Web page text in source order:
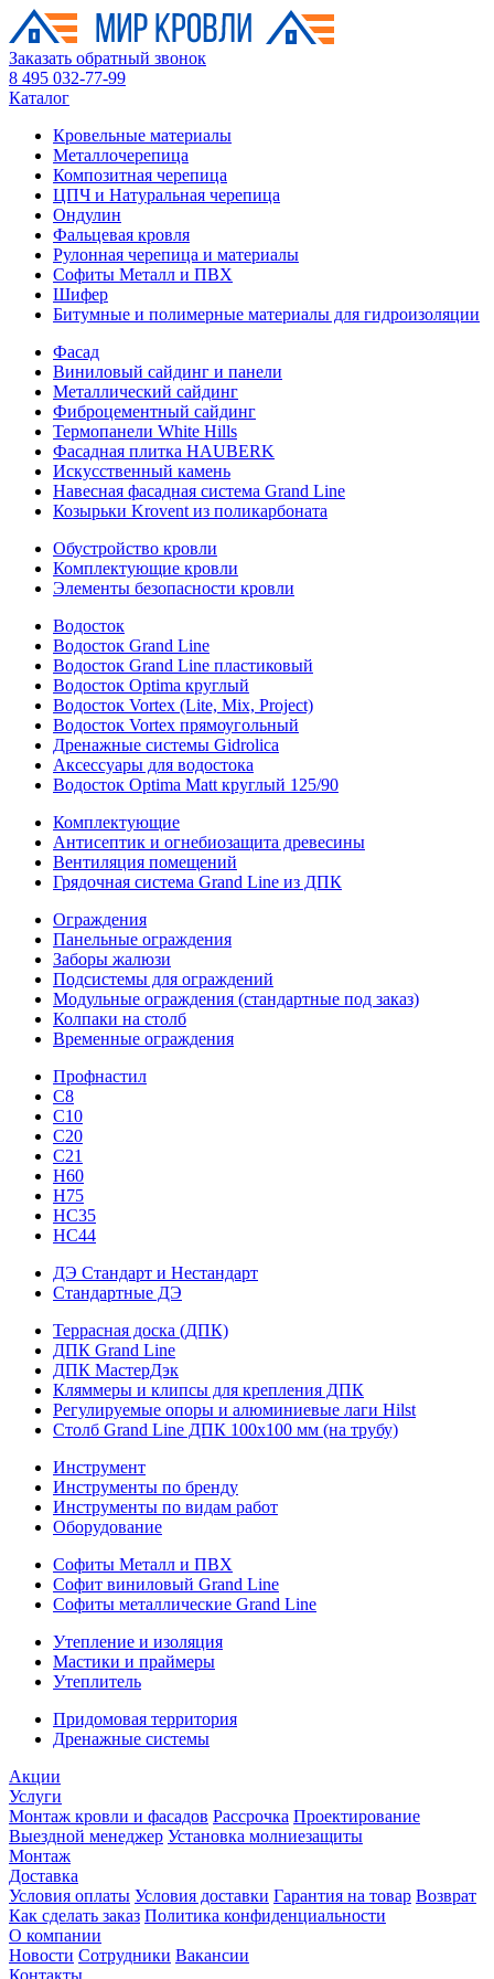
Заказать обратный звонок
8 495 032-77-99
Каталог
Кровельные материалы
Металлочерепица
Композитная черепица
ЦПЧ и Натуральная черепица
Ондулин
Фальцевая кровля
Рулонная черепица и материалы
Софиты Металл и ПВХ
Шифер
Битумные и полимерные материалы для гидроизоляции
Фасад
Виниловый сайдинг и панели
Металлический сайдинг
Фиброцементный сайдинг
Термопанели White Hills
Фасадная плитка HAUBERK
Искусственный камень
Навесная фасадная система Grand Line
Козырьки Krovent из поликарбоната
Обустройство кровли
Комплектующие кровли
Элементы безопасности кровли
Водосток
Водосток Grand Line
Водосток Grand Line пластиковый
Водосток Optima круглый
Водосток Vortex (Lite, Mix, Project)
Водосток Vortex прямоугольный
Дренажные системы Gidrolica
Аксессуары для водостока
Водосток Optima Matt круглый 125/90
Комплектующие
Антисептик и огнебиозащита древесины
Вентиляция помещений
Грядочная система Grand Line из ДПК
Ограждения
Панельные ограждения
Заборы жалюзи
Подсистемы для ограждений
Модульные ограждения (стандартные под заказ)
Колпаки на столб
Временные ограждения
Профнастил
С8
С10
С20
С21
H60
H75
HС35
НС44
ДЭ Стандарт и Нестандарт
Стандартные ДЭ
Террасная доска (ДПК)
ДПК Grand Line
ДПК МастерДэк
Кляммеры и клипсы для крепления ДПК
Регулируемые опоры и алюминиевые лаги Hilst
Столб Grand Line ДПК 100х100 мм (на трубу)
Инструмент
Инструменты по бренду
Инструменты по видам работ
Оборудование
Софиты Металл и ПВХ
Софит виниловый Grand Line
Софиты металлические Grand Line
Утепление и изоляция
Мастики и праймеры
Утеплитель
Придомовая территория
Дренажные системы
Акции
Услуги
Монтаж кровли и фасадов Рассрочка Проектирование
Выездной менеджер Установка молниезащиты
Монтаж
Доставка
Условия оплаты Условия доставки Гарантия на товар Возврат
Как сделать заказ Политика конфиденциальности
О компании
Новости Сотрудники Вакансии
Контакты